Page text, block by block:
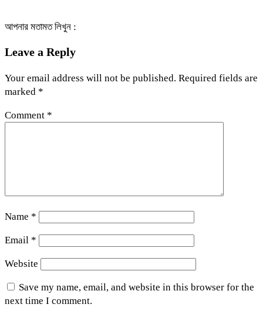
আপনার মতামত লিখুন :
Leave a Reply
Your email address will not be published. Required fields are
marked *
Comment *
Name *
Email *
Website
Save my name, email, and website in this browser for the
next time I comment.